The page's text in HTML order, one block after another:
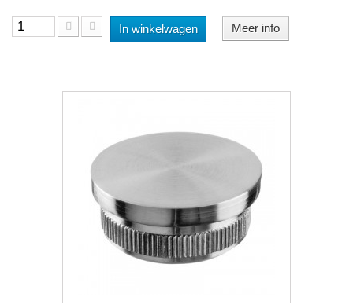
In winkelwagen Meer info